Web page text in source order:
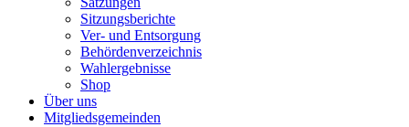
Sitzungsberichte
Ver- und Entsorgung
Behördenverzeichnis
Wahlergebnisse
Shop
Über uns
Mitgliedsgemeinden